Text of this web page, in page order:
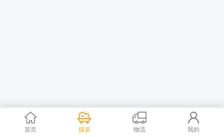
首页 煤炭 物流 我的